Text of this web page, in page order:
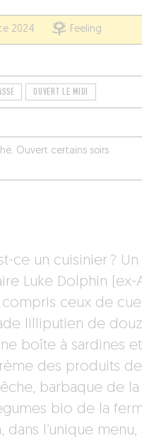
2024 Feeling
OUVERT LE MIDI
Ouvert certains soirs
ce un cuisinier ?
Luke Dolphin
ceux de
lilliputien de
boîte à sardines
des produits
barbaque de
bio de la
dans l’unique